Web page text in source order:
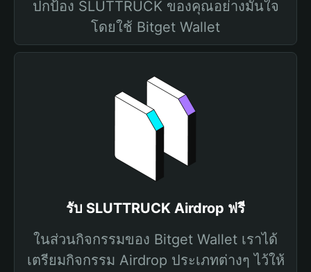
ปกป้อง SLUTTRUCK ของคุณอย่างมั่นใจ
โดยใช้ Bitget Wallet
รับ SLUTTRUCK Airdrop ฟรี
ในส่วนกิจกรรมของ Bitget Wallet เราได้
เตรียมกิจกรรม Airdrop ประเภทต่างๆ ไว้ให้